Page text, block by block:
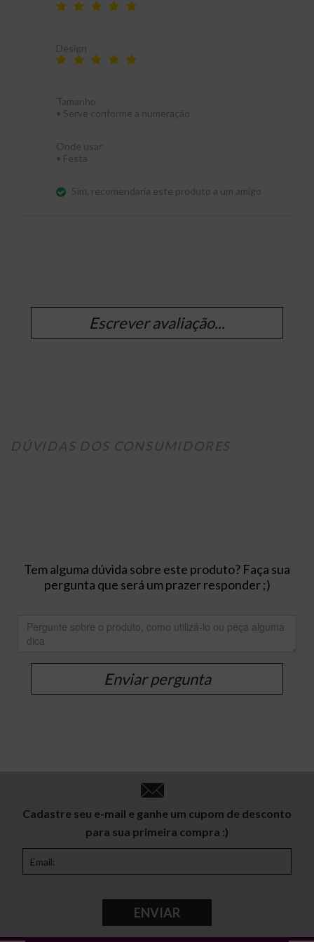
Design
Tamanho
• Serve conforme a numeração
Onde usar
• Festa
Sim, recomendaria este produto a um amigo
Escrever avaliação...
DÚVIDAS DOS CONSUMIDORES
Tem alguma dúvida sobre este produto? Faça sua
pergunta que será um prazer responder ;)
Enviar pergunta
Cadastre seu e-mail e ganhe um cupom de desconto
para sua primeira compra :)
ENVIAR